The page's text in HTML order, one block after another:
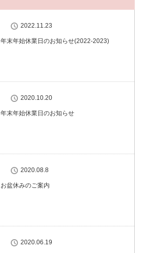
2022.11.23
年末年始休業日のお知らせ(2022-2023)
2020.10.20
年末年始休業日のお知らせ
2020.08.8
お盆休みのご案内
2020.06.19